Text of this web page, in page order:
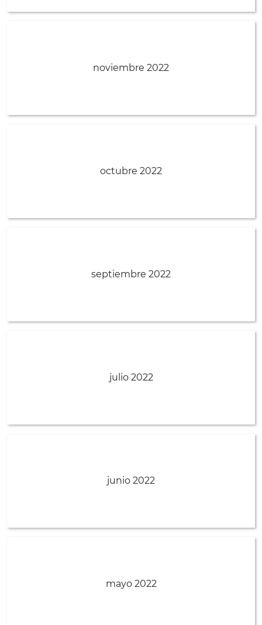
noviembre 2022
octubre 2022
septiembre 2022
julio 2022
junio 2022
mayo 2022